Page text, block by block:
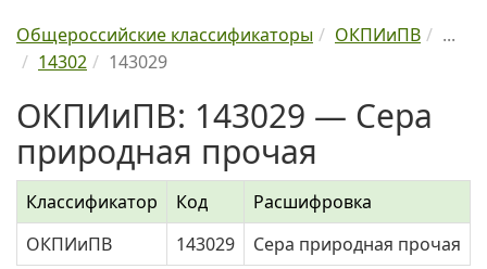
Общероссийские классификаторы ОКПИиПВ
...
14302
143029
ОКПИиПВ: 143029 — Сера
природная прочая
Классификатор Код Расшифровка
ОКПИиПВ
143029 Сера природная прочая